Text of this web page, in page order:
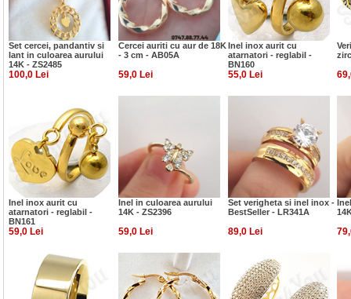
Set cercei, pandantiv si
lant in culoarea aurului
14K - ZS2485
Cercei auriti cu aur de 18K
- 3 cm - AB05A
Inel inox aurit cu
atarnatori - reglabil -
BN160
100,0 Lei 59,0 Lei 55,0 Lei
Inel inox aurit cu
atarnatori - reglabil -
BN161
Inel in culoarea aurului
14K - ZS2396
Set verigheta si inel inox -
BestSeller - LR341A
59,0 Lei 59,0 Lei 89,0 Lei